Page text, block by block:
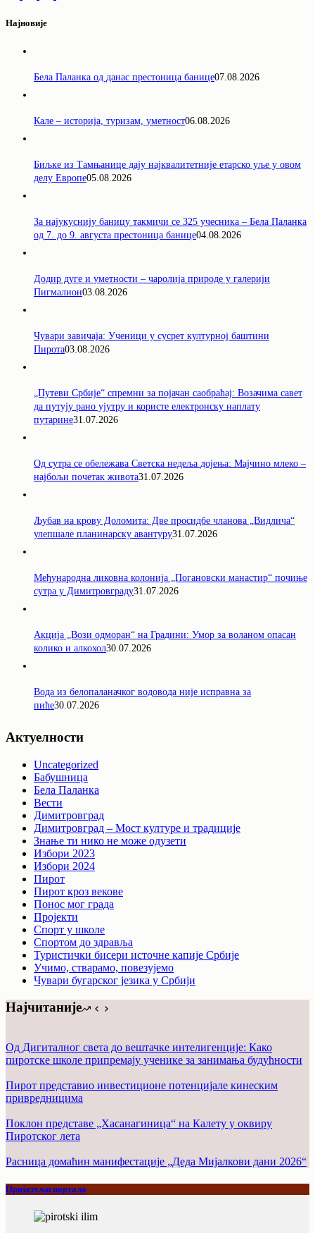
Најновије
Бела Паланка од данас престоница банице07.08.2026
Кале – историја, туризам, уметност06.08.2026
Биљке из Тамњанице дају најквалитетније етарско уље у овом
делу Европе05.08.2026
За најукуснију баницу такмичи се 325 учесника – Бела Паланка
од 7. до 9. августа престоница банице04.08.2026
Додир дуге и уметности – чаролија природе у галерији
Пигмалион03.08.2026
Чувари завичаја: Ученици у сусрет културној баштини
Пирота03.08.2026
„Путеви Србије“ спремни за појачан саобраћај: Возачима савет
да путују рано ујутру и користе електронску наплату
путарине31.07.2026
Од сутра се обележава Светска недеља дојења: Мајчино млеко –
најбољи почетак живота31.07.2026
Љубав на крову Доломита: Две просидбе чланова „Видлича“
улепшале планинарску авантуру31.07.2026
Међународна ликовна колонија „Погановски манастир“ почиње
сутра у Димитровграду31.07.2026
Акција „Вози одморан“ на Градини: Умор за воланом опасан
колико и алкохол30.07.2026
Вода из белопаланачког водовода није исправна за
пиће30.07.2026
Актуелности
Uncategorized
Бабушница
Бела Паланка
Вести
Димитровград
Димитровград – Мост културе и традиције
Знање ти нико не може одузети
Избори 2023
Избори 2024
Пирот
Пирот кроз векове
Понос мог града
Пројекти
Спорт у школе
Спортом до здравља
Туристички бисери источне капије Србије
Учимо, стварамо, повезујемо
Чувари бугарског језика у Србији
Најчитаније
Од Дигиталног света до вештачке интелигенције: Како
пиротске школе припремају ученике за занимања будућности
Пирот представио инвестиционе потенцијале кинеским
привредницима
Поклон представе „Хасанагиница“ на Калету у оквиру
Пиротског лета
Расница домаћин манифестације „Деда Мијалкови дани 2026“
Пријатељи портала